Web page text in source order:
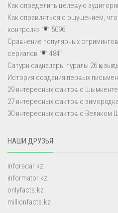
Как определить целевую
Как справляться с ощущением,
контроля»
5096
Сравнение популярных
сериалов
4841
Сатурн сақиналары туралы 26
История создания первых
29 интересных фактов о Шымкенте
27 интересных фактов о
30 интересных фактов о Великом
НАШИ ДРУЗЬЯ
inforadar.kz
informator.kz
onlyfacts.kz
millionfacts.kz